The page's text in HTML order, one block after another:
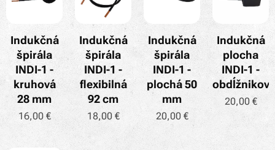
Indukčná
špirála
INDI-1 -
kruhová
28 mm
16,00€
Indukčná
špirála
INDI-1 -
flexibilná
92 cm
18,00€
Indukčná
špirála
INDI-1 -
plochá 50
mm
20,00€
Indukčná
plocha
INDI-1 -
obdĺžniková
20,00€